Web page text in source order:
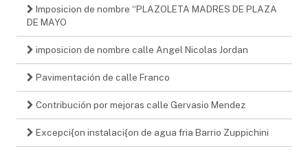
Imposicion de nombre “PLAZOLETA MADRES DE PLAZA
DE MAYO
imposicion de nombre calle Angel Nicolas Jordan
Pavimentación de calle Franco
Contribución por mejoras calle Gervasio Mendez
Excepci{on instalaci{on de agua fria Barrio Zuppichini